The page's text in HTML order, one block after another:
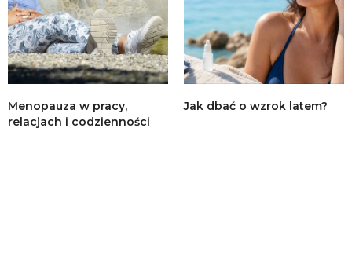
Menopauza w pracy,
relacjach i codzienności
Jak dbać o wzrok latem?